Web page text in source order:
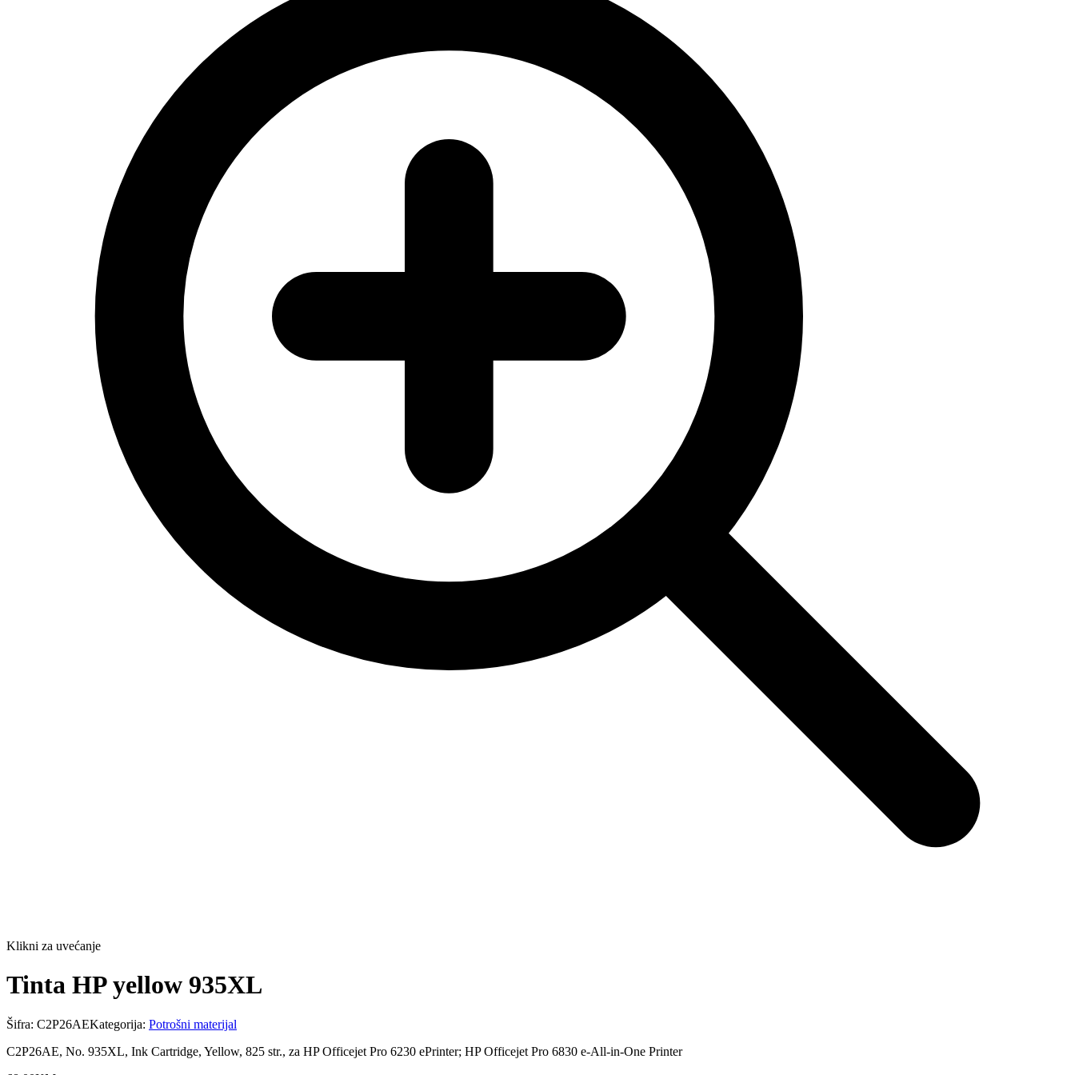
Klikni za uvećanje
Tinta HP yellow 935XL
Šifra: C2P26AEKategorija: Potrošni materijal
C2P26AE, No. 935XL, Ink Cartridge, Yellow, 825 str., za HP Officejet Pro 6230 ePrinter; HP Officejet Pro 6830 e-All-in-One Printer